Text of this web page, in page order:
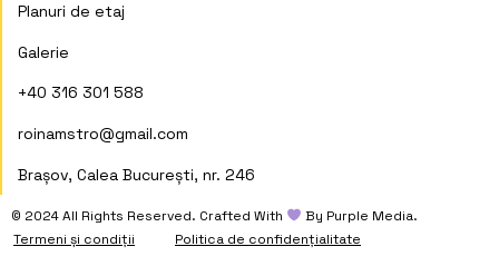
Planuri de etaj
Galerie
+40 316 301 588
roinamstro@gmail.com
Brașov, Calea București, nr. 246
© 2024 All Rights Reserved. Crafted With
︎ By Purple Media.
Termeni și condiții
Politica de confidențialitate